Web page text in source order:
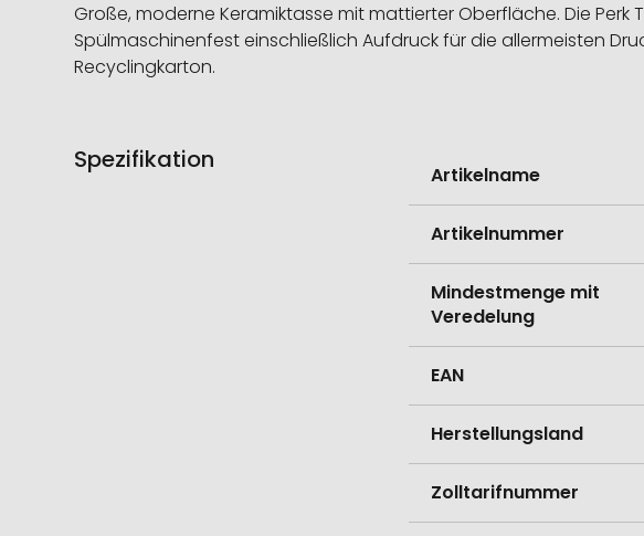
Große, moderne Keramiktasse mit mattierter Oberfläche. Die
Spülmaschinenfest einschließlich Aufdruck für die allermeisten
Recyclingkarton.
Spezifikation
Informationen
Artikelname
Artikelnummer
Mindestmenge mit
Veredelung
EAN
Herstellungsland
Zolltarifnummer